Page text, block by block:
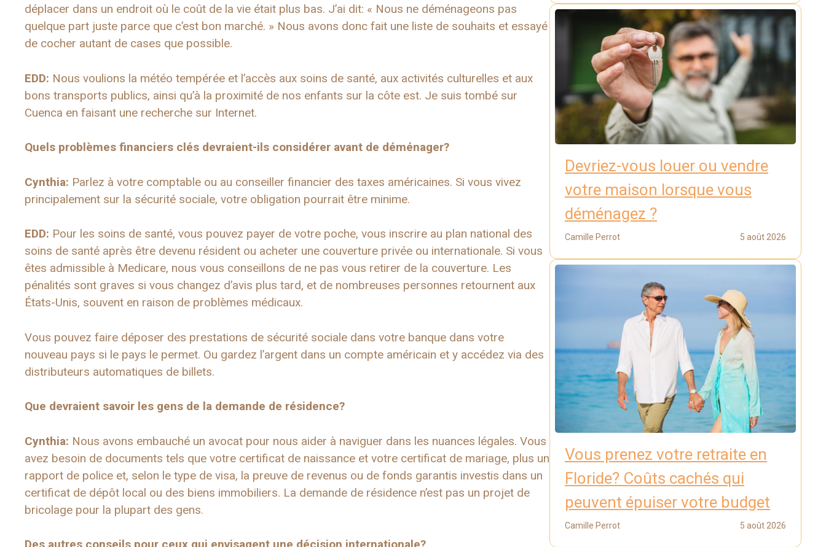
déplacer dans un endroit où le coût de la vie était plus bas. J’ai dit: « Nous ne déménageons pas
quelque part juste parce que c’est bon marché. » Nous avons donc fait une liste de souhaits et essayé
de cocher autant de cases que possible.
EDD: Nous voulions la météo tempérée et l’accès aux soins de santé, aux activités culturelles et aux
bons transports publics, ainsi qu’à la proximité de nos enfants sur la côte est. Je suis tombé sur
Cuenca en faisant une recherche sur Internet.
Quels problèmes financiers clés devraient-ils considérer avant de déménager?
Cynthia: Parlez à votre comptable ou au conseiller financier des taxes américaines. Si vous vivez
principalement sur la sécurité sociale, votre obligation pourrait être minime.
EDD: Pour les soins de santé, vous pouvez payer de votre poche, vous inscrire au plan national des
soins de santé après être devenu résident ou acheter une couverture privée ou internationale. Si vous
êtes admissible à Medicare, nous vous conseillons de ne pas vous retirer de la couverture. Les
pénalités sont graves si vous changez d’avis plus tard, et de nombreuses personnes retournent aux
États-Unis, souvent en raison de problèmes médicaux.
Vous pouvez faire déposer des prestations de sécurité sociale dans votre banque dans votre
nouveau pays si le pays le permet. Ou gardez l’argent dans un compte américain et y accédez via des
distributeurs automatiques de billets.
Que devraient savoir les gens de la demande de résidence?
Cynthia: Nous avons embauché un avocat pour nous aider à naviguer dans les nuances légales. Vous
avez besoin de documents tels que votre certificat de naissance et votre certificat de mariage, plus un
rapport de police et, selon le type de visa, la preuve de revenus ou de fonds garantis investis dans un
certificat de dépôt local ou des biens immobiliers. La demande de résidence n’est pas un projet de
bricolage pour la plupart des gens.
Devriez-vous louer ou vendre
votre maison lorsque vous
déménagez ?
Camille Perrot 5 août 2026
Vous prenez votre retraite en
Floride? Coûts cachés qui
peuvent épuiser votre budget
Camille Perrot 5 août 2026